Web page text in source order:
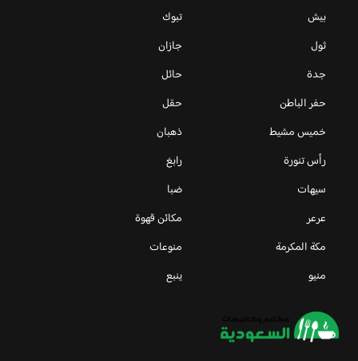
بيش
تبوك
ثول
جازان
جدة
حائل
حفر الباطن
حقل
خميس مشيط
ذهبان
رأس تنورة
رابغ
سيهات
ضبا
عرعر
مكائن قهوة
مكة المكرمة
منوعات
منيو
ينبع